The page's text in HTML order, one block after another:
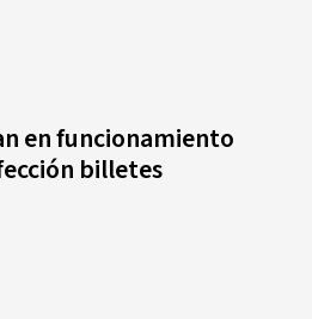
en funcionamiento
billetes